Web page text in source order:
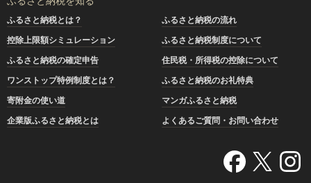
ふるさと納税とは？
ふるさと納税の流れ
控除上限額シミュレーション
ふるさと納税制度について
ふるさと納税の確定申告
住民税・所得税の控除について
ワンストップ特例制度とは？
ふるさと納税のお礼特典
寄附金の使い道
マンガふるさと納税
企業版ふるさと納税とは
よくあるご質問・お問い合わせ